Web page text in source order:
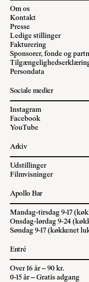
Om os
Kontakt
Presse
Ledige stillinger
Fakturering
Sponsorer, fonde og
Persondata
Sociale medier
Instagram
Facebook
YouTube
Arkiv
Udstillinger
Filmvisninger
Apollo Bar
Mandag-tirsdag 9-17
Onsdag-lørdag 9-24
Søndag 9-17 (køkkenet
Entré
Over 16 år – 90 kr.
0-15 år – Gratis adgang